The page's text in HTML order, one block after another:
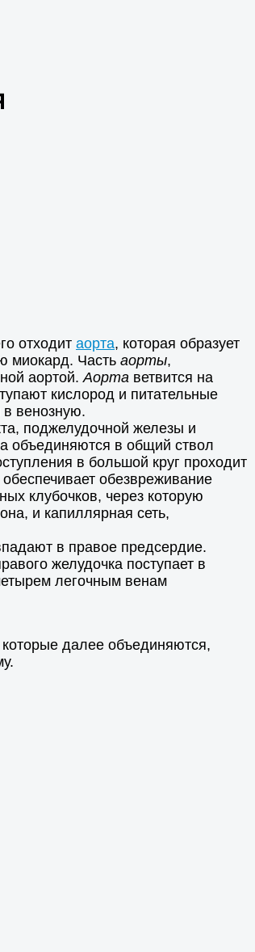
отходит аорта, которая образует
миокард. Часть аорты,
аортой. Аорта ветвится на
кислород и питательные
в венозную.
поджелудочной железы и
объединяются в общий ствол
в большой круг проходит
обезвреживание
клубочков, через которую
и капиллярная сеть,
в правое предсердие.
желудочка поступает в
легочным венам
далее объединяются,